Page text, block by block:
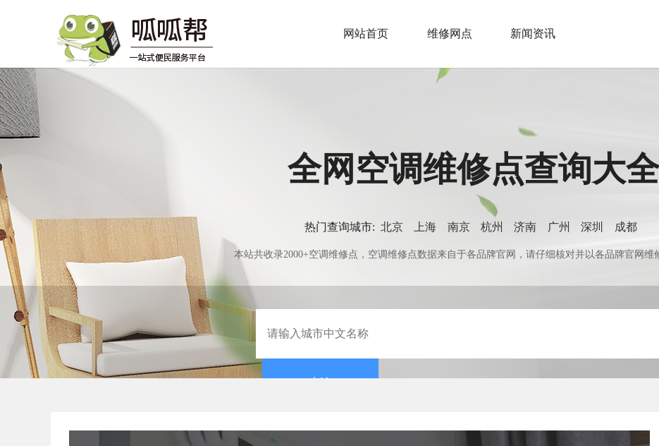
网站首页 维修网点 新闻资讯
全网空调维修点查询大全
热门查询城市: 北京 上海 南京 杭州 济南 广州 深圳 成都
本站共收录2000+空调维修点，空调维修点数据来自于各品牌官网，请仔细核对并以各品牌官网维